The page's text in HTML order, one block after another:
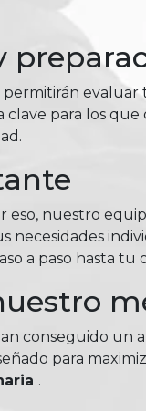
evaluar
clave para los que
eso, nuestro
a paso hasta tu
conseguido un
para
.